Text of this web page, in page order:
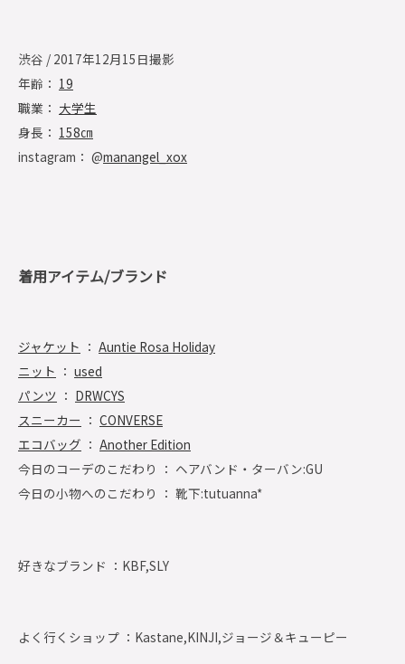
渋谷 / 2017年12月15日撮影
年齢： 19
職業： 大学生
身長： 158㎝
instagram： @manangel_xox
着用アイテム/ブランド
ジャケット ： Auntie Rosa Holiday
ニット ： used
パンツ ： DRWCYS
スニーカー ： CONVERSE
エコバッグ ： Another Edition
今日のコーデのこだわり ： ヘアバンド・ターバン:GU
今日の小物へのこだわり ： 靴下:tutuanna*
好きなブランド ： KBF,SLY
よく行くショップ ： Kastane,KINJI,ジョージ＆キューピー